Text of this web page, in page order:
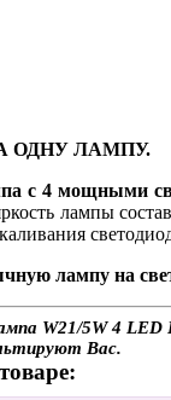
ОДНУ ЛАМПУ.
с 4 мощными
лампы
лампу на
W21/5W 4
Вас.